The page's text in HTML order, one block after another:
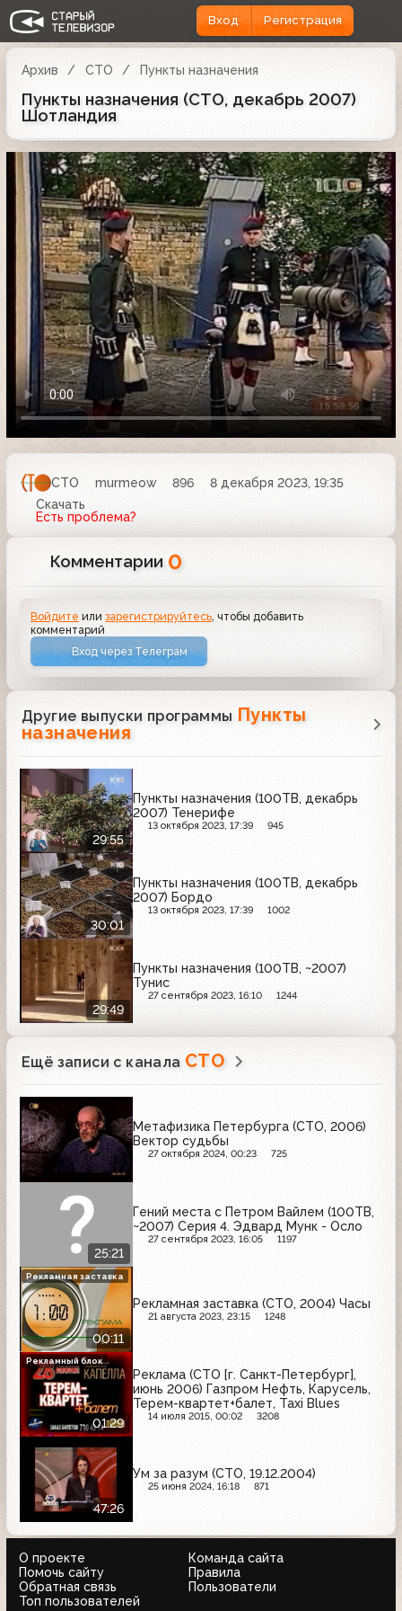
Вход Регистрация
Архив СТО Пункты назначения
Пункты назначения (СТО, декабрь 2007)
Шотландия
СТО murmeow 896
8 декабря 2023, 19:35
Скачать
Есть проблема?
Комментарии 0
Войдите илизарегистрируйтесь, чтобы добавить
комментарий
Вход через Телеграм
Другие выпуски программы Пункты
назначения
29:55
Пункты назначения (100ТВ, декабрь
2007) Тенерифе
13 октября 2023, 17:39 945
30:01
Пункты назначения (100ТВ, декабрь
2007) Бордо
13 октября 2023, 17:39 1002
29:49
Пункты назначения (100ТВ, ~2007)
Тунис
27 сентября 2023, 16:10 1244
Ещё записи с канала СТО
Метафизика Петербурга (СТО, 2006)
Вектор судьбы
27 октября 2024, 00:23 725
25:21
Гений места с Петром Вайлем (100ТВ,
~2007) Серия 4. Эдвард Мунк - Осло
27 сентября 2023, 16:05 1197
00:11
Рекламная заставка (СТО, 2004) Часы
21 августа 2023, 23:15 1248
Рекламная заставка
01:29
Реклама (СТО [г. Санкт-Петербург],
июнь 2006) Газпром Нефть, Карусель,
Терем-квартет+балет, Taxi Blues
14 июля 2015, 00:02 3208
Рекламный блок
47:26
Ум за разум (СТО, 19.12.2004)
25 июня 2024, 16:18 871
О проекте
Команда сайта
Помочь сайту
Правила
Обратная связь
Пользователи
Топ пользователей